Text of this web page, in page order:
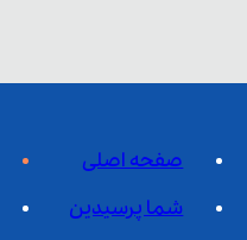
صفحه اصلی
شما پرسیدین